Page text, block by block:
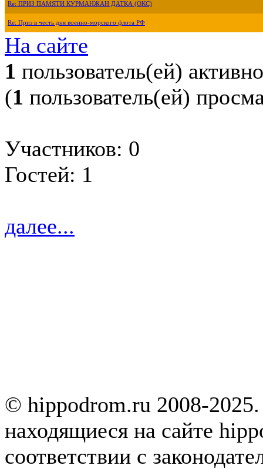
Re: ПРИЗ ПАМЯТИ КУРМАНЖАН ДАТКА (ОКС)
Re: Приз в честь дня военно-морского флота РФ
На сайте
1 пользователь(ей) активно
(1 пользователь(ей)
Участников: 0
Гостей: 1
далее...
© hippodrom.ru 2008-
находящиеся на сайте
соответствии с